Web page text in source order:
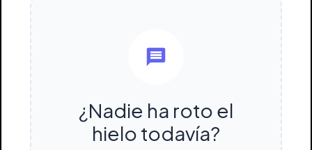
¿Nadie ha roto el
hielo todavía?